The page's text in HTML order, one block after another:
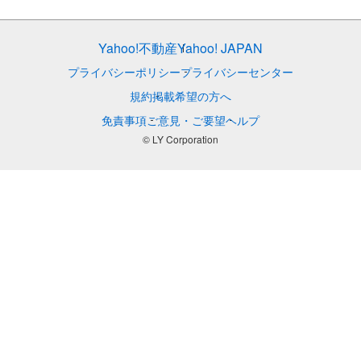
Yahoo!不動産Yahoo! JAPAN
プライバシーポリシープライバシーセンター
規約掲載希望の方へ
免責事項ご意見・ご要望ヘルプ
© LY Corporation